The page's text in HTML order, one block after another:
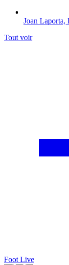
Joan Laporta,
Tout voir
Foot Live